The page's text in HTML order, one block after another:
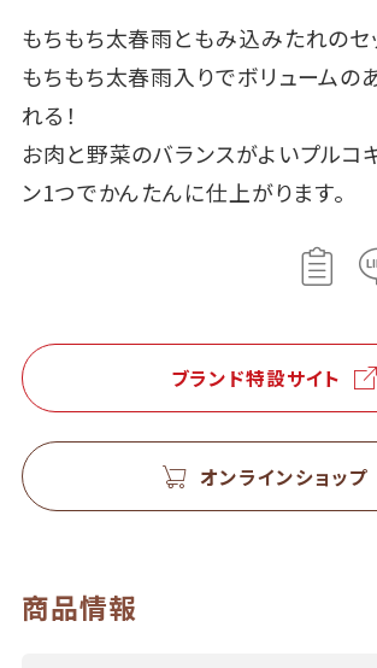
もちもち太春雨ともみ込みたれのセ
もちもち太春雨入りでボリュームの
れる！
お肉と野菜のバランスがよいプルコ
ン1つでかんたんに仕上がります。
ブランド特設サイト
オンラインショップ
商品情報